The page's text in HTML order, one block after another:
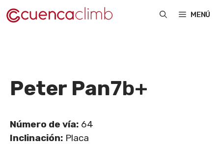
Saltar
al
MENÚ
Peter Pan7b+
Número de vía: 64
Inclinación: Placa